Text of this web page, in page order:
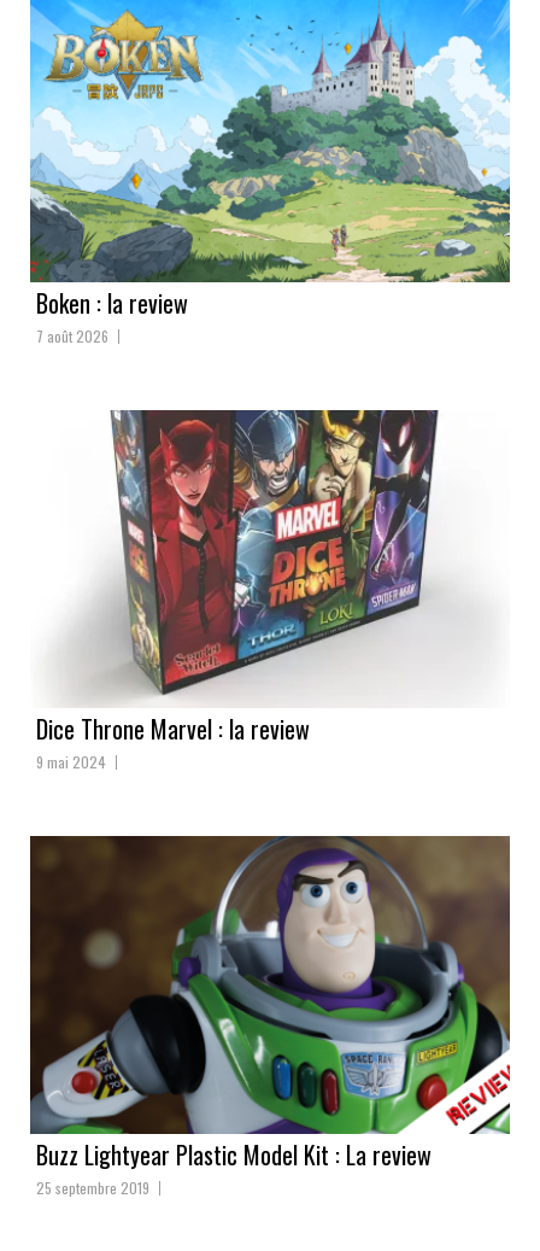
Boken : la review
7 août 2026
Dice Throne Marvel : la review
9 mai 2024
Buzz Lightyear Plastic Model Kit : La review
25 septembre 2019